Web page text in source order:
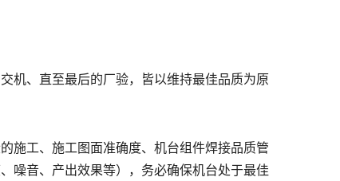
机、直至最后的厂验，皆以维持最佳品质为原
施工、施工图面准确度、机台组件焊接品质管
噪音、产出效果等），务必确保机台处于最佳